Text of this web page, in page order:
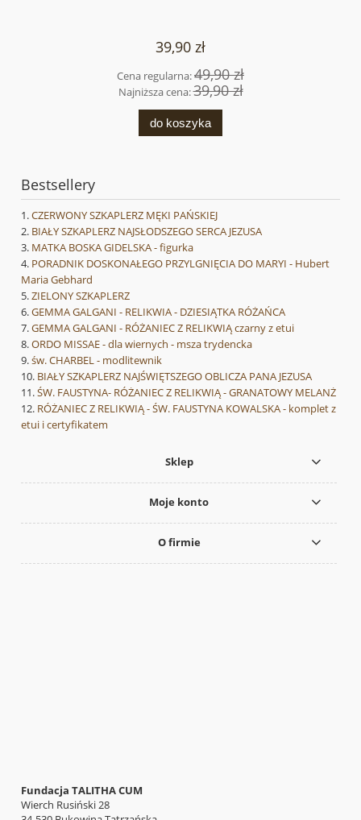
39,90 zł
Cena regularna:49,90 zł
Najniższa cena:39,90 zł
do koszyka
Bestsellery
CZERWONY SZKAPLERZ MĘKI PAŃSKIEJ
BIAŁY SZKAPLERZ NAJSŁODSZEGO SERCA JEZUSA
MATKA BOSKA GIDELSKA - figurka
PORADNIK DOSKONAŁEGO PRZYLGNIĘCIA DO MARYI - Hubert
Maria Gebhard
ZIELONY SZKAPLERZ
GEMMA GALGANI - RELIKWIA - DZIESIĄTKA RÓŻAŃCA
GEMMA GALGANI - RÓŻANIEC Z RELIKWIĄ czarny z etui
ORDO MISSAE - dla wiernych - msza trydencka
św. CHARBEL - modlitewnik
BIAŁY SZKAPLERZ NAJŚWIĘTSZEGO OBLICZA PANA JEZUSA
ŚW. FAUSTYNA- RÓŻANIEC Z RELIKWIĄ - GRANATOWY MELANŻ
RÓŻANIEC Z RELIKWIĄ - ŚW. FAUSTYNA KOWALSKA - komplet z
etui i certyfikatem
Sklep
Moje konto
O firmie
Fundacja TALITHA CUM
Wierch Rusiński 28